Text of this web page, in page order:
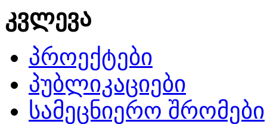
კვლევა
პროექტები
პუბლიკაციები
სამეცნიერო შრომები